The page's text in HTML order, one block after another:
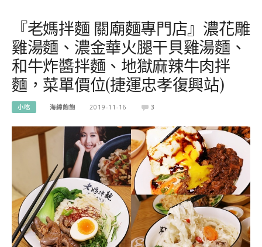
『老媽拌麵 關廟麵專門店』濃花雕
雞湯麵、濃金華火腿干貝雞湯麵、
和牛炸醬拌麵、地獄麻辣牛肉拌
麵，菜單價位(捷運忠孝復興站)
小吃 海綿飽飽 2019-11-16 3